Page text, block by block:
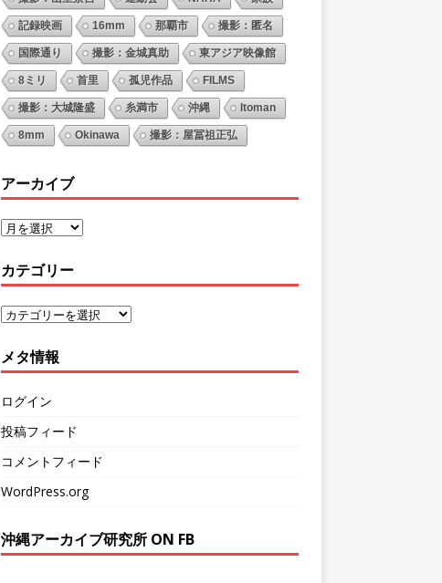
記録映画 16mm 那覇市 撮影：匿名
国際通り 撮影：金城真助 東アジア映像館
8ミリ 首里 孤児作品 FILMS
撮影：大城隆盛 糸満市 沖縄 Itoman
8mm Okinawa 撮影：屋冨祖正弘
アーカイブ
カテゴリー
メタ情報
ログイン
投稿フィード
コメントフィード
WordPress.org
沖縄アーカイブ研究所 ON FB